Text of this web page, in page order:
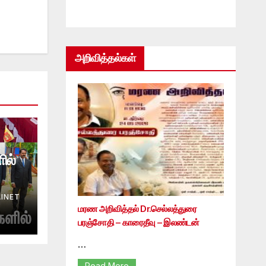
அறிவித்தல்கள்
மரண அறிவித்தல் Dr.செல்லத்துரை
பரஞ்சோதி – காரைதீவு – இலண்டன்
…